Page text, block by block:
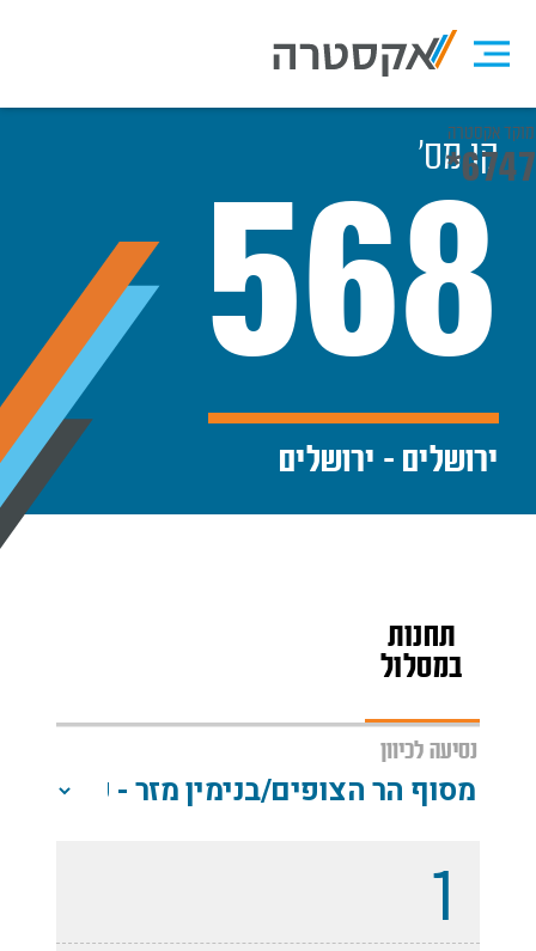
מוקד אקסטרה
*6747
קו מס׳
568
ירושלים - ירושלים
תחנות
במסלול
נסיעה לכיוון
1